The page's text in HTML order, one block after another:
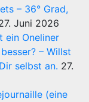
– 36° Grad,
Juni 2026
ein Oneliner
– Willst
selbst an. 27.
(eine